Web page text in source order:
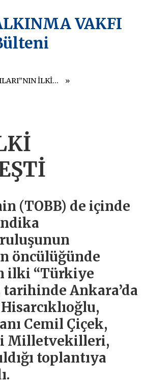
VAKFI
“ANAYASA VATANDAŞ TOPLANTILARI”NIN İLKİ ANKARA’DA GERÇEKLEŞTİ
(TOBB) de içinde
öncülüğünde
ilki “Türkiye
tarihinde Ankara’da
Cemil Çiçek,
Milletvekilleri,
toplantıya